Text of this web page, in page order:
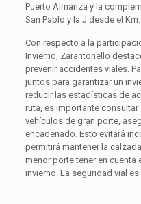
Puerto Almanza y la
San Pablo y la J desde el
Con respecto a la
Invierno, Zarantonello
prevenir accidentes viales.
juntos para garantizar un
reducir las estadísticas de
ruta, es importante
vehículos de gran porte,
encadenado. Esto evitará
permitirá mantener la
menor porte tener en
invierno. La seguridad vial